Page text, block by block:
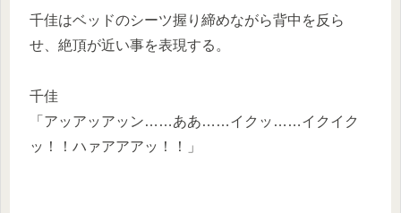
千佳はベッドのシーツ握り締めながら背中を反ら
せ、絶頂が近い事を表現する。
千佳
「アッアッアッン……ああ……イクッ……イクイク
ッ！！ハァアアアッ！！」